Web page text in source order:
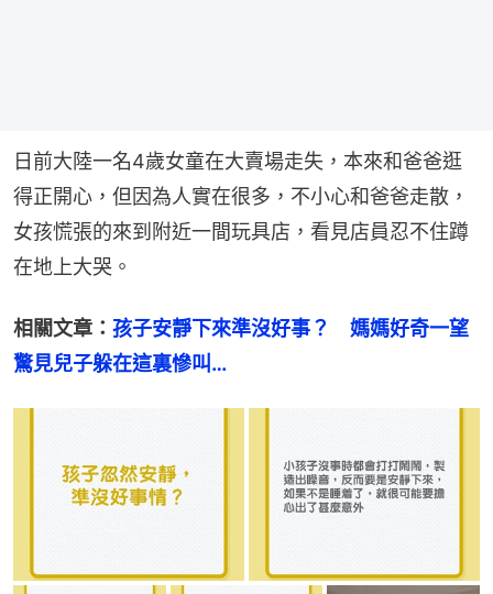
日前大陸一名4歲女童在大賣場走失，本來和爸爸逛
得正開心，但因為人實在很多，不小心和爸爸走散，
女孩慌張的來到附近一間玩具店，看見店員忍不住蹲
在地上大哭。
相關文章： 孩子安靜下來準沒好事？　媽媽好奇一望
驚見兒子躲在這裏慘叫…